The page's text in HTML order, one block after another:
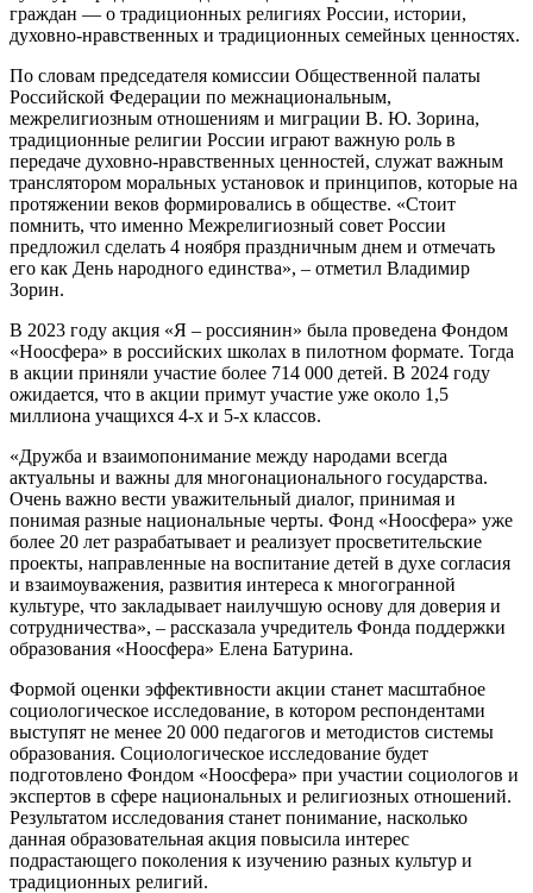
граждан — о традиционных религиях России, истории,
духовно-нравственных и традиционных семейных ценностях.
По словам председателя комиссии Общественной палаты
Российской Федерации по межнациональным,
межрелигиозным отношениям и миграции В. Ю. Зорина,
традиционные религии России играют важную роль в
передаче духовно-нравственных ценностей, служат важным
транслятором моральных установок и принципов, которые на
протяжении веков формировались в обществе. «Стоит
помнить, что именно Межрелигиозный совет России
предложил сделать 4 ноября праздничным днем и отмечать
его как День народного единства», – отметил Владимир
Зорин.
В 2023 году акция «Я – россиянин» была проведена Фондом
«Ноосфера» в российских школах в пилотном формате. Тогда
в акции приняли участие более 714 000 детей. В 2024 году
ожидается, что в акции примут участие уже около 1,5
миллиона учащихся 4-х и 5-х классов.
«Дружба и взаимопонимание между народами всегда
актуальны и важны для многонационального государства.
Очень важно вести уважительный диалог, принимая и
понимая разные национальные черты. Фонд «Ноосфера» уже
более 20 лет разрабатывает и реализует просветительские
проекты, направленные на воспитание детей в духе согласия
и взаимоуважения, развития интереса к многогранной
культуре, что закладывает наилучшую основу для доверия и
сотрудничества», – рассказала учредитель Фонда поддержки
образования «Ноосфера» Елена Батурина.
Формой оценки эффективности акции станет масштабное
социологическое исследование, в котором респондентами
выступят не менее 20 000 педагогов и методистов системы
образования. Социологическое исследование будет
подготовлено Фондом «Ноосфера» при участии социологов и
экспертов в сфере национальных и религиозных отношений.
Результатом исследования станет понимание, насколько
данная образовательная акция повысила интерес
подрастающего поколения к изучению разных культур и
традиционных религий.